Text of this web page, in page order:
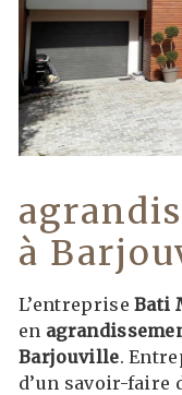
à
L’entrepriseBati
en
Barjouville.
d’un savoir-faire